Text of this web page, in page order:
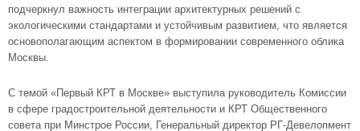
подчеркнул важность интеграции архитектурных решений с
экологическими стандартами и устойчивым развитием, что является
основополагающим аспектом в формировании современного облика
Москвы.
С темой «Первый КРТ в Москве» выступила руководитель Комиссии
в сфере градостроительной деятельности и КРТ Общественного
совета при Минстрое России, Генеральный директор РГ-Девелопмент